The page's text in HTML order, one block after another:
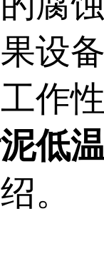
设
作
低
。